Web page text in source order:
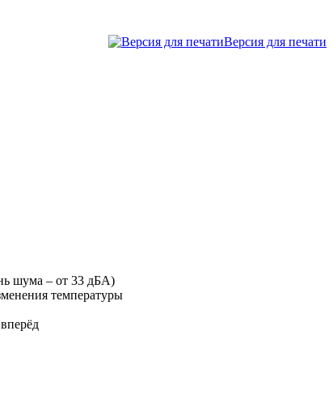
Версия для печати
шума – от 33 дБА)
температуры